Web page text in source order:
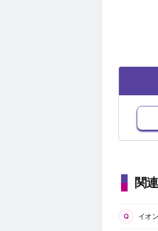
関
イオ